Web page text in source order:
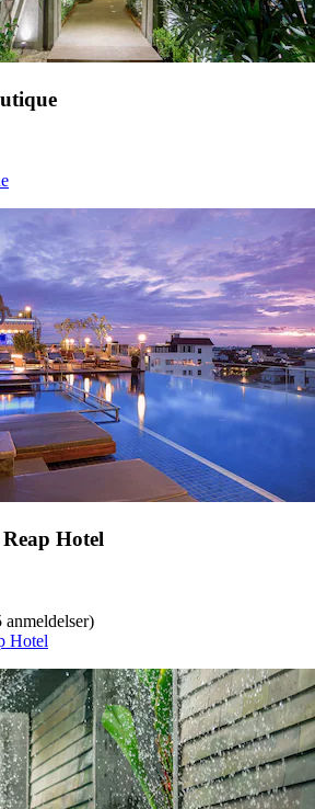
Reap Hotel
anmeldelser)
Hotel